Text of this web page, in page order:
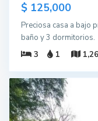
$ 125,000
Preciosa casa a bajo
baño y 3 dormitorios.
3
1